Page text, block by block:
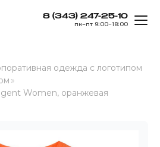
8 (343) 247-25-10
пн–пт 9:00–18:00
одежда с логотипом
»
Women, оранжевая